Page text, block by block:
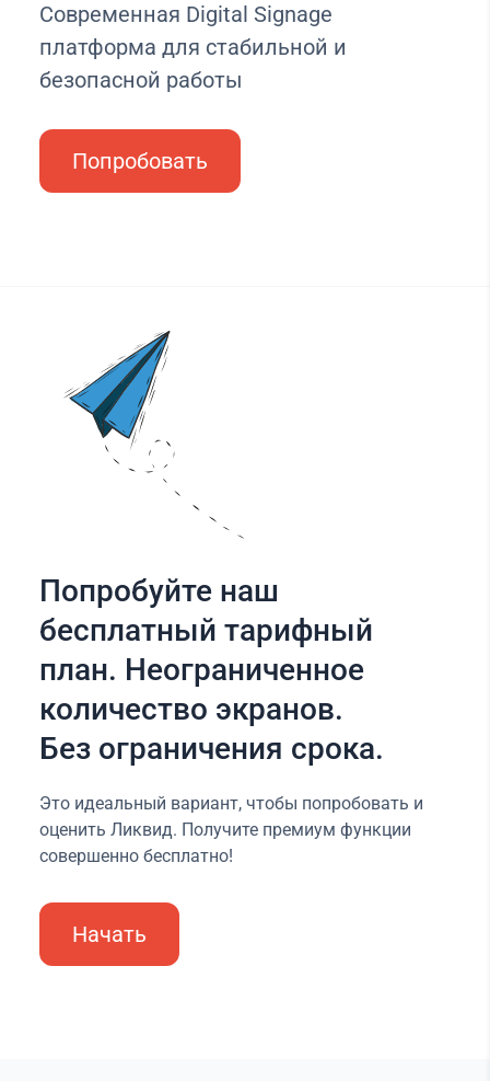
Современная Digital Signage
платформа для стабильной и
безопасной работы
Попробовать
Попробуйте наш
бесплатный тарифный
план. Неограниченное
количество экранов.
Без ограничения срока.
Это идеальный вариант, чтобы попробовать и
оценить Ликвид. Получите премиум функции
совершенно бесплатно!
Начать